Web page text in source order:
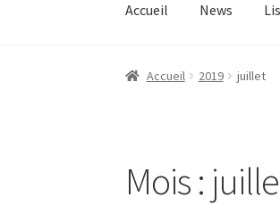
Accueil News
Accueil Alcools et cocktails
Accueil 2019 juillet
Mois :